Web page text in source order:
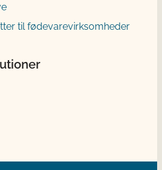
til fødevarevirksomheder